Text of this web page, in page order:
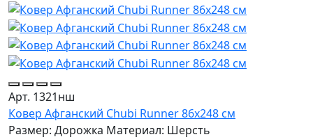
Арт. 1321нш
Ковер Афганский Chubi Runner 86x248 см
Размер: Дорожка Материал: Шерсть